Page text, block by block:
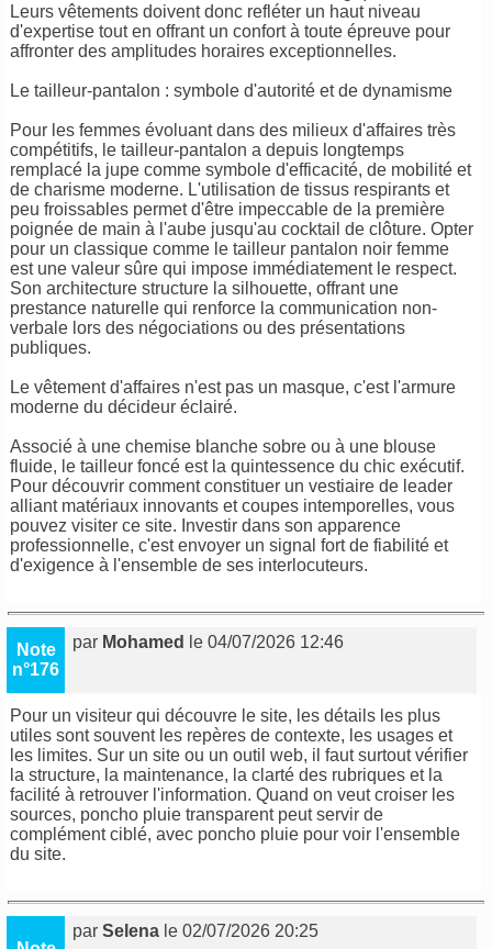
Leurs vêtements doivent donc refléter un haut niveau
d'expertise tout en offrant un confort à toute épreuve pour
affronter des amplitudes horaires exceptionnelles.
Le tailleur-pantalon : symbole d'autorité et de dynamisme
Pour les femmes évoluant dans des milieux d'affaires très
compétitifs, le tailleur-pantalon a depuis longtemps
remplacé la jupe comme symbole d'efficacité, de mobilité et
de charisme moderne. L'utilisation de tissus respirants et
peu froissables permet d'être impeccable de la première
poignée de main à l'aube jusqu'au cocktail de clôture. Opter
pour un classique comme le tailleur pantalon noir femme
est une valeur sûre qui impose immédiatement le respect.
Son architecture structure la silhouette, offrant une
prestance naturelle qui renforce la communication non-
verbale lors des négociations ou des présentations
publiques.
Le vêtement d'affaires n'est pas un masque, c'est l'armure
moderne du décideur éclairé.
Associé à une chemise blanche sobre ou à une blouse
fluide, le tailleur foncé est la quintessence du chic exécutif.
Pour découvrir comment constituer un vestiaire de leader
alliant matériaux innovants et coupes intemporelles, vous
pouvez visiter ce site. Investir dans son apparence
professionnelle, c'est envoyer un signal fort de fiabilité et
d'exigence à l'ensemble de ses interlocuteurs.
Note
n°176
par Mohamed le 04/07/2026 12:46
Pour un visiteur qui découvre le site, les détails les plus
utiles sont souvent les repères de contexte, les usages et
les limites. Sur un site ou un outil web, il faut surtout vérifier
la structure, la maintenance, la clarté des rubriques et la
facilité à retrouver l'information. Quand on veut croiser les
sources, poncho pluie transparentpeut servir de
complément ciblé, avec poncho pluie pour voir l'ensemble
du site.
parSelena le 02/07/2026 20:25